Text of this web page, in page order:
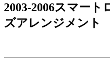
2003-2006スマー
ズアレンジメント